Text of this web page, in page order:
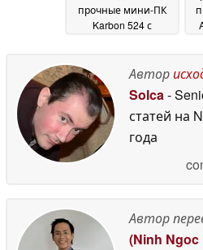
прочные мини-ПК
Karbon 524 с
графическими
процессорами Nvidia
SFF Ada
10 September
2025
Автор
Solca-
статей на
года
Автор
(Ninh Ngoc